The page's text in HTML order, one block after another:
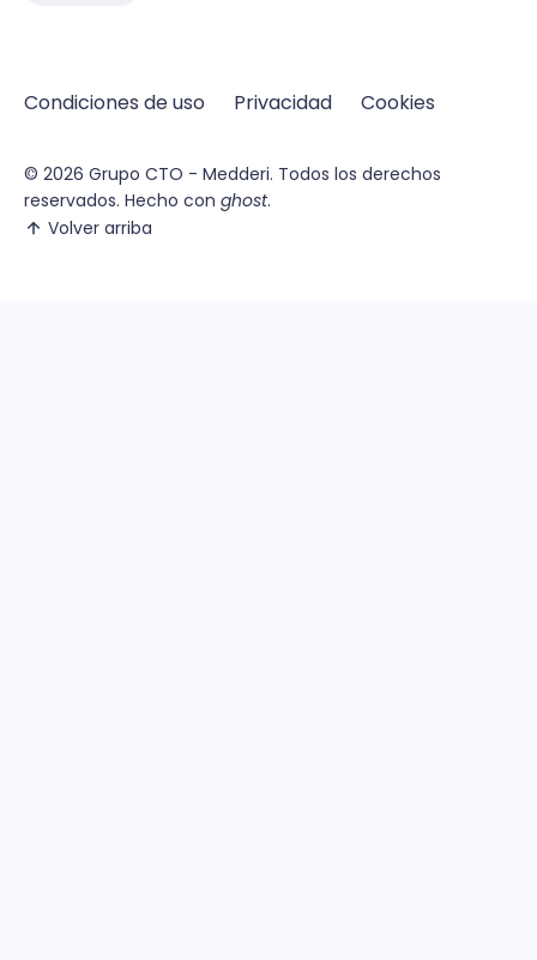
Condiciones de uso Privacidad Cookies
© 2026 Grupo CTO - Medderi. Todos los derechos
reservados. Hecho con ghost.
Volver arriba